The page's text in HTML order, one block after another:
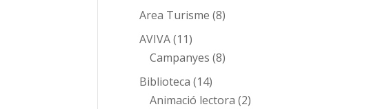
Area Turisme (8)
AVIVA(11)
Campanyes (8)
Biblioteca (14)
Animació lectora (2)